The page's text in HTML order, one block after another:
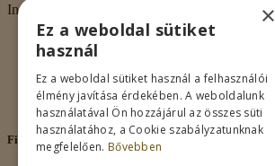
Információk
Rólunk
Adatkezelés
Vásárlási feltételek
Nagykereskedelem
Kapcsolat
Fiókom
×
Ez a weboldal sütiket
használ
Ez a weboldal sütiket használ a felhasználói
élmény javítása érdekében. A weboldalunk
használatával Ön hozzájárul az összes süti
használatához, a Cookie szabályzatunknak
megfelelően. Bővebben